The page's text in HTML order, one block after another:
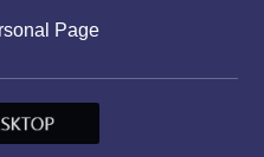
Page